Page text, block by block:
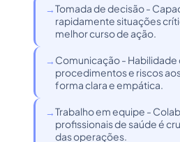
Tomada de decisão -
rapidamente situações
melhor curso de ação.
Comunicação - Habilidade
procedimentos e riscos
forma clara e empática.
Trabalho em equipe -
profissionais de saúde é
das operações.